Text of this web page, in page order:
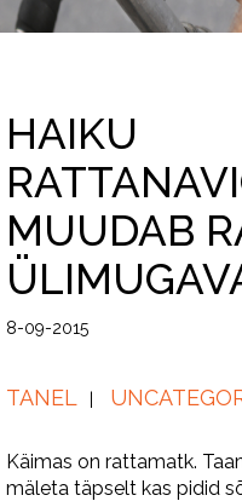
HAIKU
MUUDAB
8-09-2015
TANEL
Käimas on rattamatk.
mäleta täpselt kas pidid